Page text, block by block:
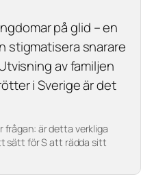
på glid – en
stigmatisera snarare
av familjen
i Sverige är det
frågan: är detta verkliga
sätt för S att rädda sitt